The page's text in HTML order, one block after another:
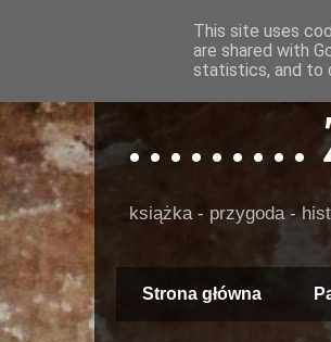
.........
książka - przygoda -
Strona główna
This site uses
are shared with
statistics, and to